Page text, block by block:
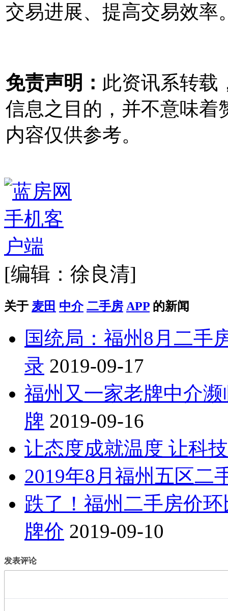
交易进展、提高交易效率
免责声明： 此资讯系转载
信息之目的，并不意味着
内容仅供参考。
[编辑：徐良清]
关于 麦田 中介 二手房 APP 的新闻
国统局：福州8月二手
录 2019-09-17
福州又一家老牌中介
牌 2019-09-16
让态度成就温度 让科
2019年8月福州五区二
跌了！福州二手房价
牌价 2019-09-10
发表评论